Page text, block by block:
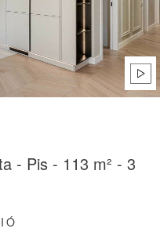
- Pis - 113 m² - 3